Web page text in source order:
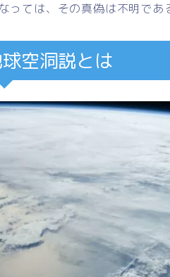
っては、その真偽は不明であ
空洞説とは